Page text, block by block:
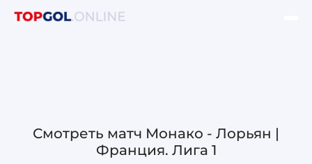
ОБЗОРЫ ЛЧ УЕФА
ОБЗОРЫ ЛЕ УЕФА
Смотреть матч Монако - Лорьян |
Франция. Лига 1